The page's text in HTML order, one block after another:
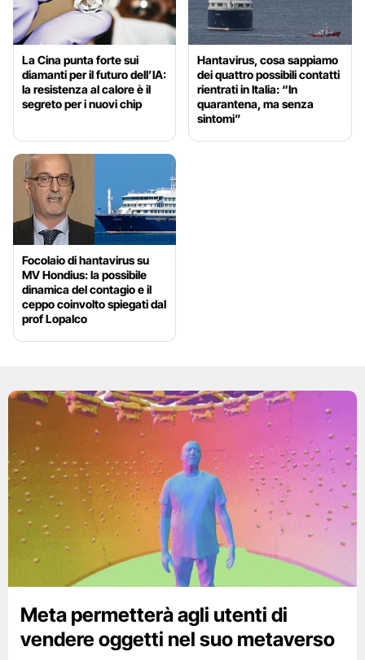
La Cina punta forte sui
diamanti per il futuro dell’IA:
la resistenza al calore è il
segreto per i nuovi chip
Hantavirus, cosa sappiamo
dei quattro possibili contatti
rientrati in Italia: “In
quarantena, ma senza
sintomi”
Focolaio di hantavirus su
MV Hondius: la possibile
dinamica del contagio e il
ceppo coinvolto spiegati dal
prof Lopalco
Meta permetterà agli utenti di
vendere oggetti nel suo metaverso